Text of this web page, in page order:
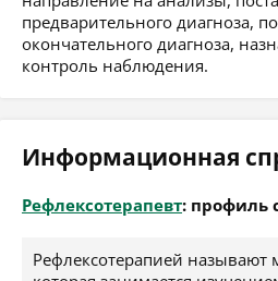
предварительного диагноза,
окончательного диагноза,
контроль наблюдения.
Информационная
Рефлексотерапевт: профиль
Рефлексотерапией называют